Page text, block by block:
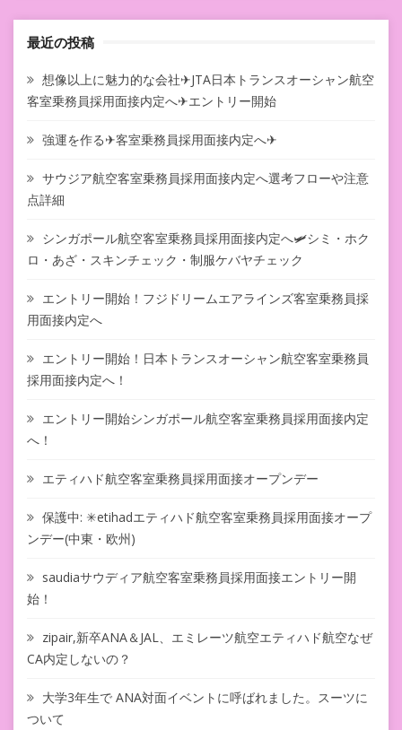
最近の投稿
想像以上に魅力的な会社✈JTA日本トランスオーシャン航空
客室乗務員採用面接内定へ✈エントリー開始
強運を作る✈客室乗務員採用面接内定へ✈
サウジア航空客室乗務員採用面接内定へ選考フローや注意
点詳細
シンガポール航空客室乗務員採用面接内定へ🛩シミ・ホク
ロ・あざ・スキンチェック・制服ケバヤチェック
エントリー開始！フジドリームエアラインズ客室乗務員採
用面接内定へ
エントリー開始！日本トランスオーシャン航空客室乗務員
採用面接内定へ！
エントリー開始シンガポール航空客室乗務員採用面接内定
へ！
エティハド航空客室乗務員採用面接オープンデー
保護中: ✳︎etihadエティハド航空客室乗務員採用面接オープ
ンデー(中東・欧州)
saudiaサウディア航空客室乗務員採用面接エントリー開
始！
zipair,新卒ANA＆JAL、エミレーツ航空エティハド航空なぜ
CA内定しないの？
大学3年生で ANA対面イベントに呼ばれました。スーツに
ついて